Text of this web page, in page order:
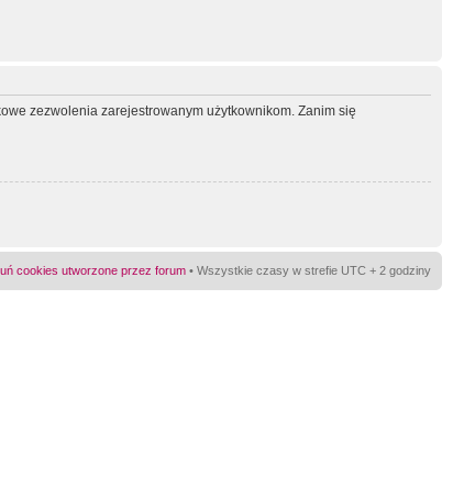
zezwolenia zarejestrowanym użytkownikom. Zanim się
cookies utworzone przez forum • Wszystkie czasy w strefie UTC + 2 godziny